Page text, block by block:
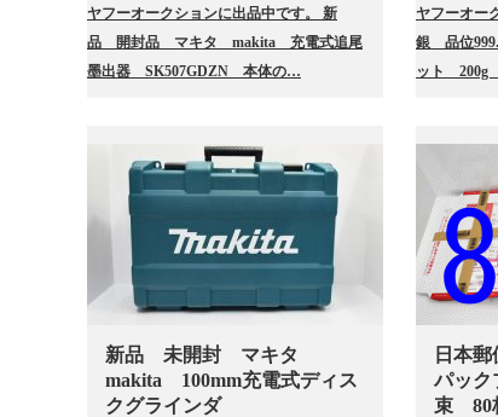
ヤフーオークションに出品中です。 新
品 開封品 マキタ makita 充電式追尾
墨出器 SK507GDZN 本体の…
ヤフーオー
銀 品位
ット
新品 未開封 マキタ
makita 100mm充電式ディス
クグラインダ
日本
パッ
束 80